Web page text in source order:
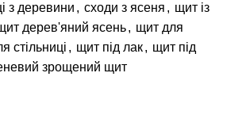
з деревини , сходи з ясеня , щит із
дерев'яний ясень, щит для
стільниці , щит під лак, щит під
зрощений щит